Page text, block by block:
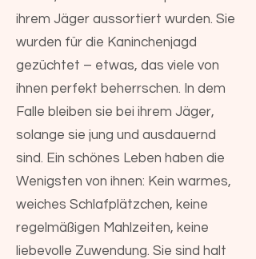
ihrem Jäger aussortiert wurden. Sie
wurden für die Kaninchenjagd
gezüchtet – etwas, das viele von
ihnen perfekt beherrschen. In dem
Falle bleiben sie bei ihrem Jäger,
solange sie jung und ausdauernd
sind. Ein schönes Leben haben die
Wenigsten von ihnen: Kein warmes,
weiches Schlafplätzchen, keine
regelmäßigen Mahlzeiten, keine
liebevolle Zuwendung. Sie sind halt